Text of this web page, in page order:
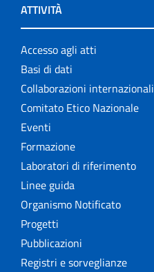
ATTIVITÀ
Accesso agli atti
Basi di dati
Collaborazioni internazionali
Comitato Etico Nazionale
Eventi
Formazione
Laboratori di riferimento
Linee guida
Organismo Notificato
Progetti
Pubblicazioni
Registri e sorveglianze